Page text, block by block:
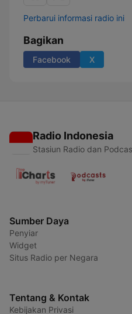
Perbarui informasi radio ini
Bagikan
Facebook X
Radio Indonesia
Stasiun Radio dan
Sumber Daya
Penyiar
Widget
Situs Radio per Negara
Tentang & Kontak
Kebijakan Privasi